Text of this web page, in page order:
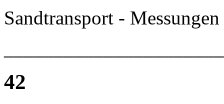
Sandtransport -
42